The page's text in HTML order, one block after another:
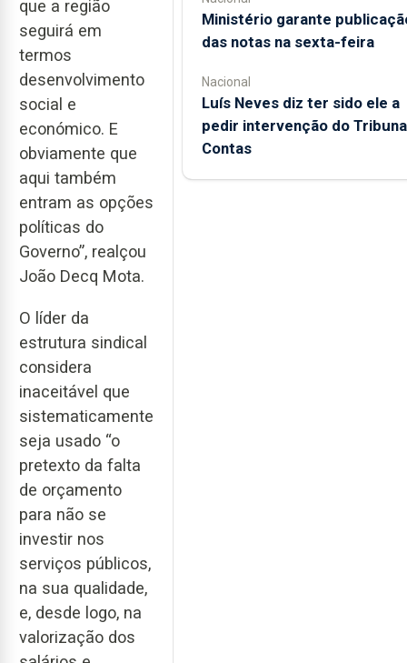
que a região
seguirá em
termos
desenvolvimento
social e
económico. E
obviamente que
aqui também
entram as opções
políticas do
Governo”, realçou
João Decq Mota.
O líder da
estrutura sindical
considera
inaceitável que
sistematicamente
seja usado “o
pretexto da falta
de orçamento
para não se
investir nos
serviços públicos,
na sua qualidade,
e, desde logo, na
valorização dos
Ministério garante
das notas na sexta-feira
Nacional
Luís Neves diz ter sido ele a
pedir intervenção do
Contas